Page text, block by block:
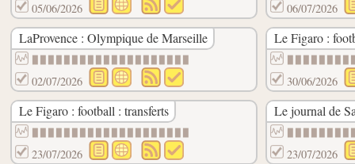
05/06/2026 06/07/2026
LaProvence : Olympique de Marseille
02/07/2026
Le Figaro :
30/06/2026
Le Figaro : football : transferts
23/07/2026
Le journal de
23/07/2026